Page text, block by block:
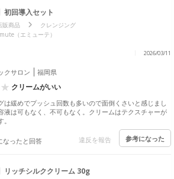
初回導入セット
販商品
クレンジング
（エミューテ）
2026/03/11
クサロン 福岡県
クリームがいい
は緩めでプッシュ回数も多いので面倒くさいと感じまし
液は可もなく、不可もなく。クリームはテクスチャーが
なったと回答 違反を報告 参考になった
リッチシルククリーム 30g